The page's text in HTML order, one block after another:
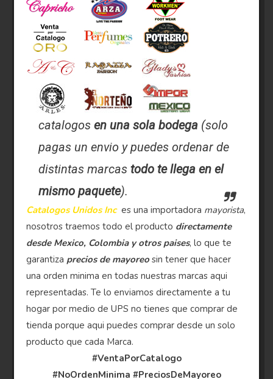
catalogosen una sola bodega (solo
pagas un envio y puedes ordenar de
distintas marcas todo te llega en el
mismo paquete).
Catalogos Unidos Inc es una importadora mayorista,
nosotros traemos todo el producto directamente
desde Mexico, Colombia y otros paises, lo que te
garantizaprecios de mayoreo sin tener que hacer
una orden minima en todas nuestras marcas aqui
representadas. Te lo enviamos directamente a tu
hogar por medio de UPS no tienes que comprar de
tienda porque aqui puedes comprar desde un solo
producto que cada Marca.
#VentaPorCatalogo
#NoOrdenMinima #PreciosDeMayoreo